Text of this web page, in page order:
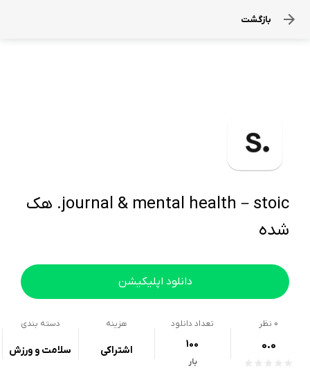
بازگشت
journal & mental health－stoic. هک
شده
دانلود اپلیکیشن
0 نظر
0.0
تعداد دانلود
100
بار
هزینه
اشتراکی
دسته بندی
سلامت و ورزش